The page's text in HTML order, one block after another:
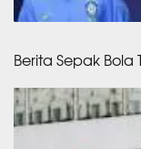
Berita Sepak